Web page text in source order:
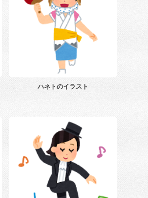
ハネトのイラスト